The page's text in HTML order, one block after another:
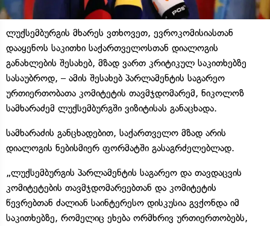
ლუქსემბურგის მხარეს ვთხოვეთ, ევროკომისიასთან
დააყენოს საკითხი საქართველოსთან დიალოგის
განახლების შესახებ, მზად ვართ კრიტიკულ საკითხებზე
სასაუბროდ, – ამის შესახებ პარლამენტის საგარეო
ურთიერთობათა კომიტეტის თავმჯდომარემ, ნიკოლოზ
სამხარაძემ ლუქსემბურგში ვიზიტისას განაცხადა.
სამხარაძის განცხადებით, საქართველო მზად არის
დიალოგის ნებისმიერ ფორმატში გასაგრძელებლად.
„ლუქსემბურგის პარლამენტის საგარეო და თავდაცვის
კომიტეტების თავმჯდომარეებთან და კომიტეტის
წევრებთან ძალიან საინტერესო დისკუსია გვქონდა იმ
საკითხებზე, რომელიც ეხება ორმხრივ ურთიერთობებს,